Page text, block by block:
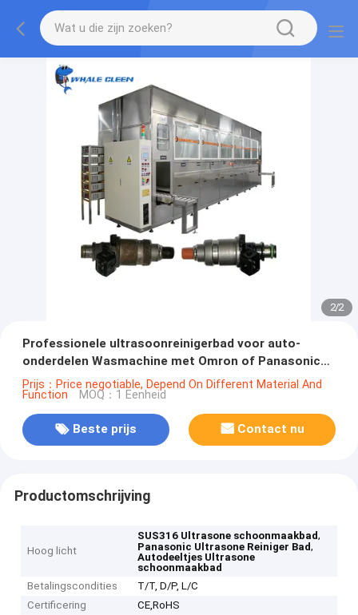
2/2
Professionele ultrasoonreinigerbad voor auto-
onderdelen Wasmachine met Omron of Panasonic
elektrische onderdelen en SUS316
Prijs：Price negotiable, Depend On Different Material And
Function MOQ：1 Eenheid
Beste prijs Contact nu
Productomschrijving
Hoog licht
SUS316 Ultrasone schoonmaakbad,
Panasonic Ultrasone Reiniger Bad,
Autodeeltjes Ultrasone
schoonmaakbad
Betalingscondities
T/T, D/P, L/C
Certificering
CE,RoHS